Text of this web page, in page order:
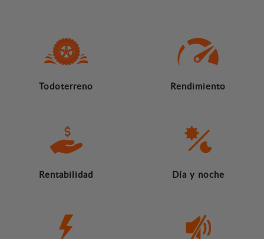
Todoterreno Rendimiento
Rentabilidad Día y noche